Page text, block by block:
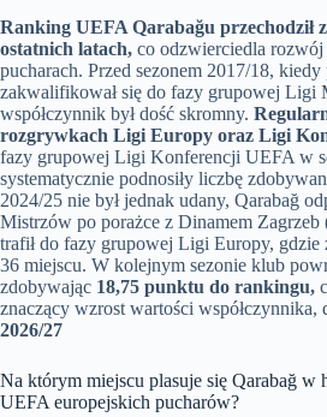
Ranking UEFA Qarabağu przechodził
ostatnich latach, co odzwierciedla
pucharach. Przed sezonem 2017/18,
zakwalifikował się do fazy grupowej Ligi
współczynnik był dość skromny.
rozgrywkach Ligi Europy oraz Ligi
fazy grupowej Ligi Konferencji UEFA w
systematycznie podnosiły liczbę
2024/25 nie był jednak udany, Qarabağ
Mistrzów po porażce z Dinamem Zagrzeb
trafił do fazy grupowej Ligi Europy, gdzie
36 miejscu. W kolejnym sezonie klub
zdobywając 18,75 punktu do rankingu,
znaczący wzrost wartości współczynnika,
2026/27
Na którym miejscu plasuje się Qarabağ w
UEFA europejskich pucharów?